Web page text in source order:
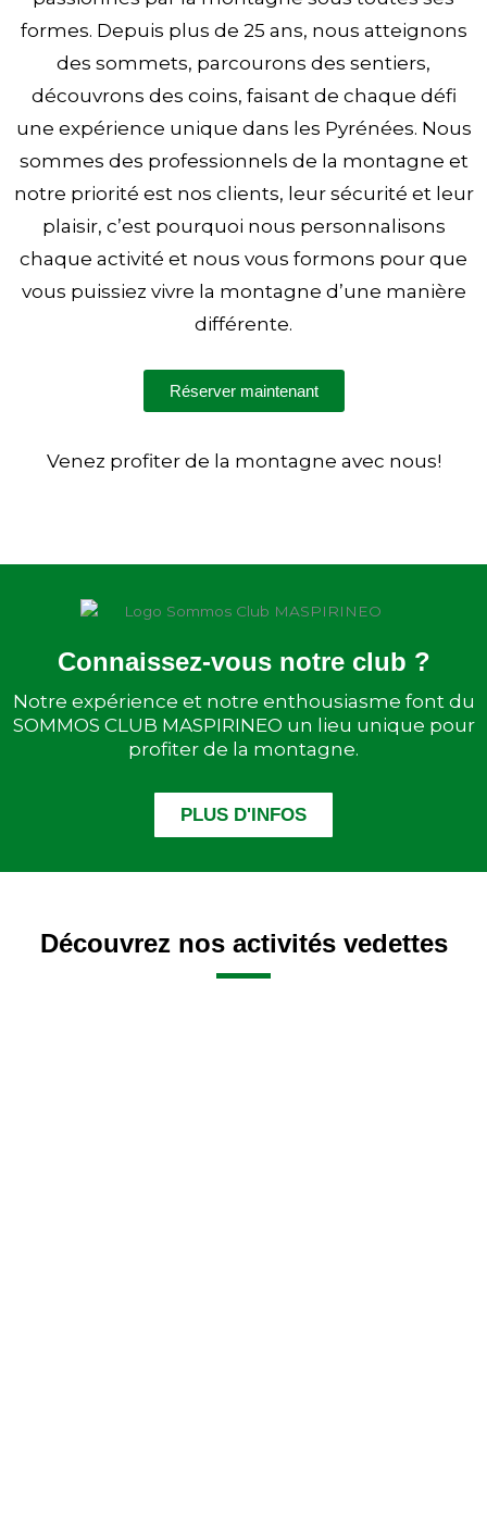
formes. Depuis plus de 25 ans, nous atteignons
des sommets, parcourons des sentiers,
découvrons des coins, faisant de chaque défi
une expérience unique dans les Pyrénées. Nous
sommes des professionnels de la montagne et
notre priorité est nos clients, leur sécurité et leur
plaisir, c’est pourquoi nous personnalisons
chaque activité et nous vous formons pour que
vous puissiez vivre la montagne d’une manière
différente.
Réserver maintenant
Venez profiter de la montagne avec nous!
Connaissez-vous notre club ?
Notre expérience et notre enthousiasme font du
SOMMOS CLUB MASPIRINEO un lieu unique pour
profiter de la montagne.
PLUS D'INFOS
Découvrez nos activités vedettes